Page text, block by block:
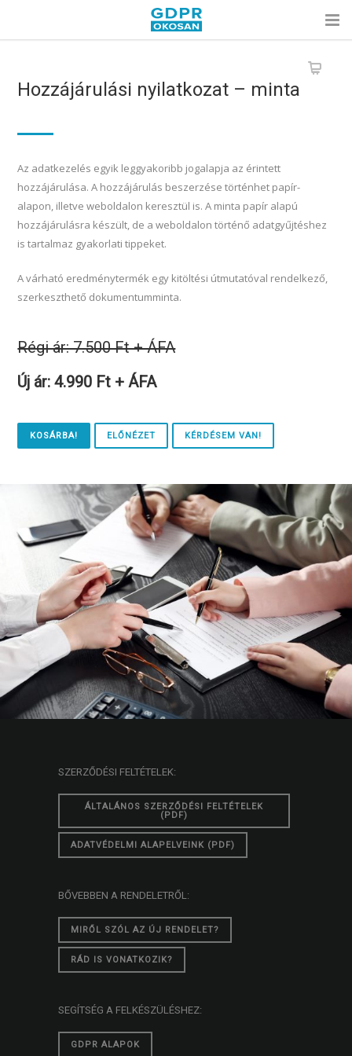
Hozzájárulási nyilatkozat – minta
Az adatkezelés egyik leggyakoribb jogalapja az érintett
hozzájárulása. A hozzájárulás beszerzése történhet papír-
alapon, illetve weboldalon keresztül is. A minta papír alapú
hozzájárulásra készült, de a weboldalon történő adatgyűjtéshez
is tartalmaz gyakorlati tippeket.
A várható eredménytermék egy kitöltési útmutatóval rendelkező,
szerkeszthető dokumentumminta.
Régi ár: 7.500 Ft + ÁFA
Új ár: 4.990 Ft + ÁFA
KOSÁRBA! ELŐNÉZET KÉRDÉSEM VAN!
SZERZŐDÉSI FELTÉTELEK:
ÁLTALÁNOS SZERZŐDÉSI FELTÉTELEK
(PDF)
ADATVÉDELMI ALAPELVEINK (PDF)
BŐVEBBEN A RENDELETRŐL:
MIRŐL SZÓL AZ ÚJ RENDELET?
RÁD IS VONATKOZIK?
SEGÍTSÉG A FELKÉSZÜLÉSHEZ:
GDPR ALAPOK